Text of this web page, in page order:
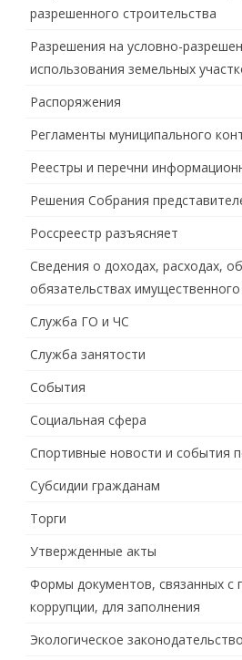
разрешенного строительства
Разрешения на условно-
использования земельных
Распоряжения
Регламенты муниципального
Реестры и перечни
Решения Собрания
Россреестр разъясняет
Сведения о доходах, расходах,
обязательствах имущественного
Служба ГО и ЧС
Служба занятости
События
Социальная сфера
Спортивные новости и события
Субсидии гражданам
Торги
Утвержденные акты
Формы документов, связанных с
коррупции, для заполнения
Экологическое законодательство